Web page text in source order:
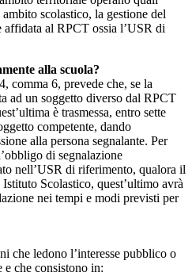
scolastico, la gestione del
affidata al RPCT ossia l’USR di
alla scuola?
comma 6, prevede che, se la
ad un soggetto diverso dal RPCT
è trasmessa, entro sette
competente, dando
alla persona segnalante. Per
di segnalazione
nell’USR di riferimento, qualora il
Scolastico, quest’ultimo avrà
nei tempi e modi previsti per
che ledono l’interesse pubblico o
e che consistono in: